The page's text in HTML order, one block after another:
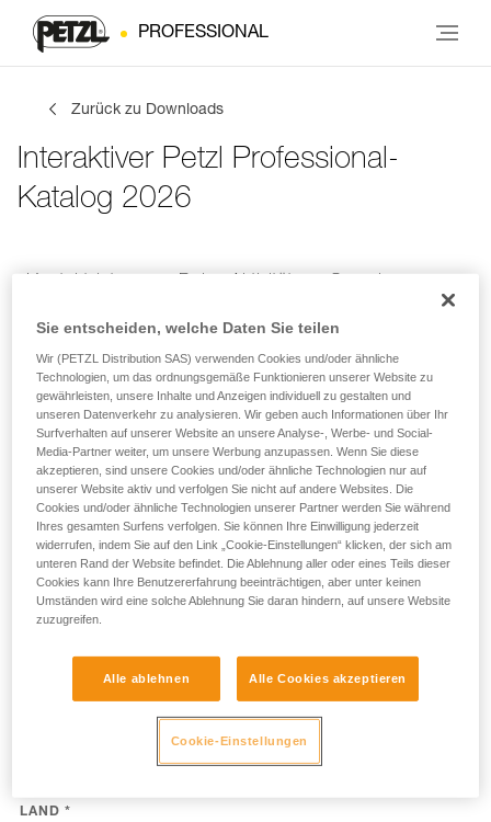
PROFESSIONAL
Zurück zu Downloads
Interaktiver Petzl Professional-
Katalog 2026
Kontaktdaten
Gebe deine Daten ein
VORNAME *
NAME*
E-MAIL*
LAND *
Sie entscheiden, welche Daten Sie teilen
Wir (PETZL Distribution SAS) verwenden Cookies und/oder ähnliche
Technologien, um das ordnungsgemäße Funktionieren unserer Website zu
gewährleisten, unsere Inhalte und Anzeigen individuell zu gestalten und
unseren Datenverkehr zu analysieren. Wir geben auch Informationen über Ihr
Surfverhalten auf unserer Website an unsere Analyse-, Werbe- und Social-
Media-Partner weiter, um unsere Werbung anzupassen. Wenn Sie diese
akzeptieren, sind unsere Cookies und/oder ähnliche Technologien nur auf
unserer Website aktiv und verfolgen Sie nicht auf andere Websites. Die
Cookies und/oder ähnliche Technologien unserer Partner werden Sie während
Ihres gesamten Surfens verfolgen. Sie können Ihre Einwilligung jederzeit
widerrufen, indem Sie auf den Link „Cookie-Einstellungen“ klicken, der sich am
unteren Rand der Website befindet. Die Ablehnung aller oder eines Teils dieser
Cookies kann Ihre Benutzererfahrung beeinträchtigen, aber unter keinen
Umständen wird eine solche Ablehnung Sie daran hindern, auf unsere Website
zuzugreifen.
Alle ablehnen Alle Cookies akzeptieren
Cookie-Einstellungen